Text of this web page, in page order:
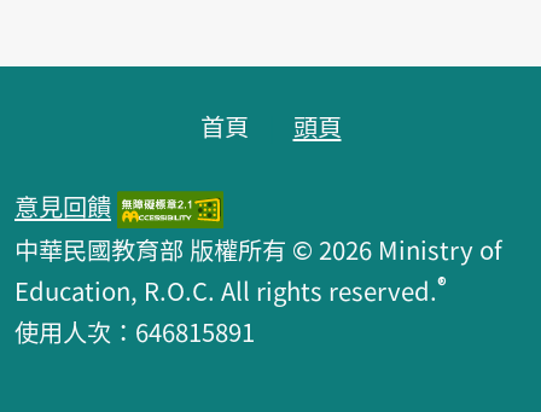
首頁 頭頁
意見回饋
中華民國教育部 版權所有 © 2026 Ministry of
Education, R.O.C. All rights reserved.®
使用人次：646815891